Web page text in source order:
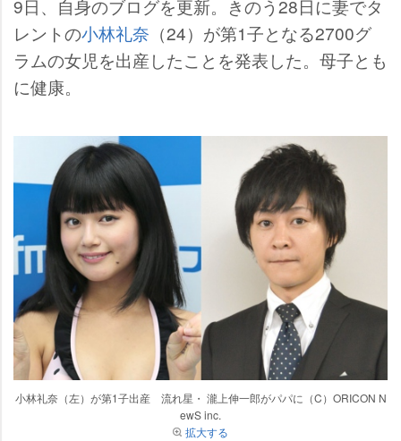
9日、自身のブログを更新。きのう28日に妻でタ
レントの小林礼奈 （24）が第1子となる2700グ
ラムの女児を出産したことを発表した。母子とも
に健康。
小林礼奈（左）が第1子出産 流れ星・ 瀧上伸一郎がパパに（C）ORICON N
ewS inc.
拡大する